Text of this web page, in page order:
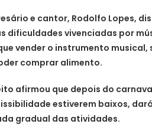
e cantor, Rodolfo Lopes,
dificuldades vivenciadas por
vender o instrumento
comprar alimento.
afirmou que depois do
estiverem baixos,
gradual das atividades.